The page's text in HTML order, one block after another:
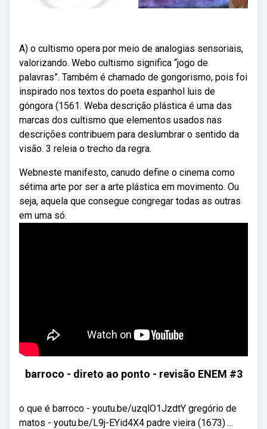
A) o cultismo opera por meio de analogias sensoriais,
valorizando. Webo cultismo significa “jogo de
palavras”. Também é chamado de gongorismo, pois foi
inspirado nos textos do poeta espanhol luis de
góngora (1561. Weba descrição plástica é uma das
marcas dos cultismo que elementos usados nas
descrições contribuem para deslumbrar o sentido da
visão. 3 releia o trecho da regra.
Webneste manifesto, canudo define o cinema como
sétima arte por ser a arte plástica em movimento. Ou
seja, aquela que consegue congregar todas as outras
em uma só.
barroco - direto ao ponto - revisão ENEM #3
o que é barroco - youtu.be/uzqlO1JzdtY gregório de
matos - youtu.be/L9j-EYid4X4 padre vieira (1673) ...